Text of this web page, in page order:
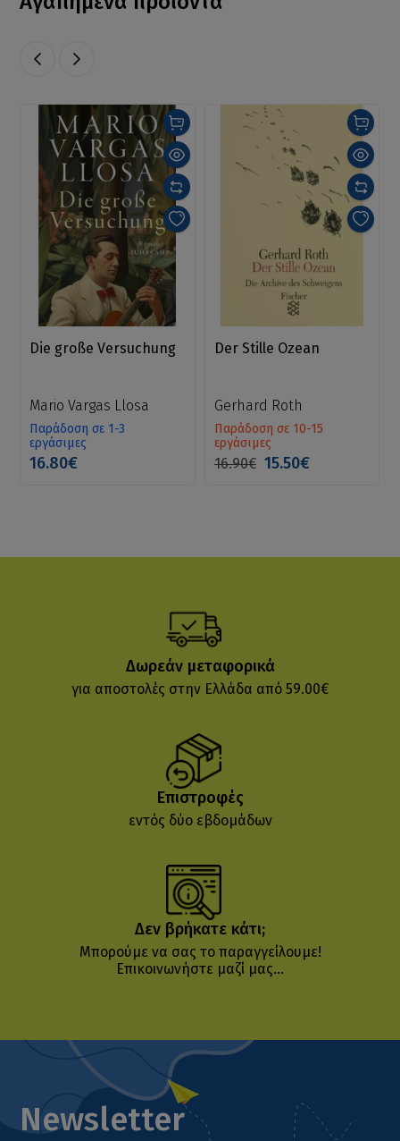
Die große Versuchung
Mario Vargas Llosa
Παράδοση σε 1-3
εργάσιμες
16.80€
Der Stille Ozean
Gerhard Roth
Παράδοση σε 10-15
εργάσιμες
16.90€ 15.50€
Δωρεάν μεταφορικά
για αποστολές στην Ελλάδα από 59.00€
Επιστροφές
εντός δύο εβδομάδων
Δεν βρήκατε κάτι;
Μπορούμε να σας το παραγγείλουμε!
Επικοινωνήστε μαζί μας...
Newsletter